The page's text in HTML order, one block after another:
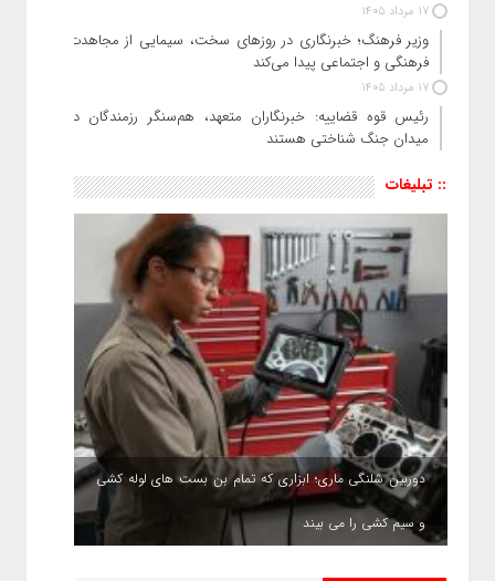
17 مرداد 1405
وزیر فرهنگ؛ خبرنگاری در روزهای سخت، سیمایی از مجاهدت
فرهنگی و اجتماعی پیدا می‌کند
17 مرداد 1405
رئیس قوه قضاییه: خبرنگاران متعهد، هم‌سنگر رزمندگان در
میدان جنگ شناختی هستند
:: تبلیغات
دوربین شلنگی ماری؛ ابزاری که تمام بن بست های لوله کشی
و سیم کشی را می بیند